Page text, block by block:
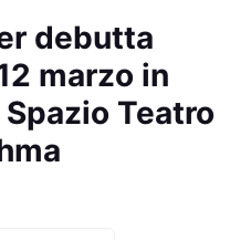
debutta
marzo in
Teatro